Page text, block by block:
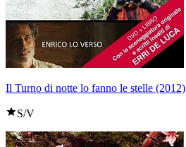
Il Turno di notte lo fanno le stelle (2012)
S/V